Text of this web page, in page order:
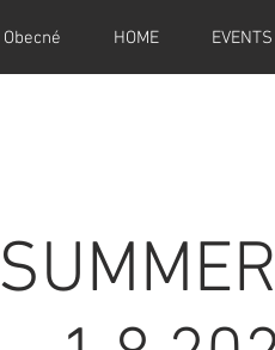
Obecné HOME EVENTS